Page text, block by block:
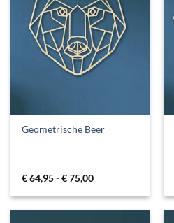
Geometrische Beer
€64,95-€75,00Prijsklasse:
tot